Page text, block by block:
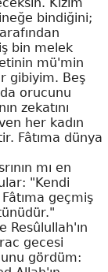
bindiğini;
bin melek
mü'min
gibiyim. Beş
orucunu
zekatını
her kadın
Fâtıma dünya
mı en
"Kendi
geçmiş
Resûlullah'ın
gecesi
gördüm: